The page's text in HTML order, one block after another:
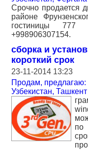
Срочно продается
районе
гостиницы 777
+998906307154.
сборка и
короткий срок
23-11-2014 13:23
Продам,
Узбекистан, Ташкент
по